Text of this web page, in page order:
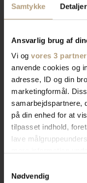
Samtykke Detaljer
Ansvarlig brug af
Vi og vores 3
anvende cookies og
adresse, ID og din
marketingformål.
samarbejdspartnere,
på din enhed for at
tilpasset indhold,
lave
tilbage eller ændre
Nødvendig
funktionalitet. Find
og mere, der afspejler
imponerer. Skab
Bliv kontaktet af en